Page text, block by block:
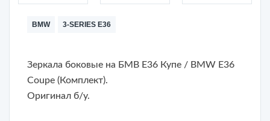
BMW 3-SERIES E36
Зеркала боковые на БМВ Е36 Купе / BMW E36
Coupe (Комплект).
Оригинал б/у.